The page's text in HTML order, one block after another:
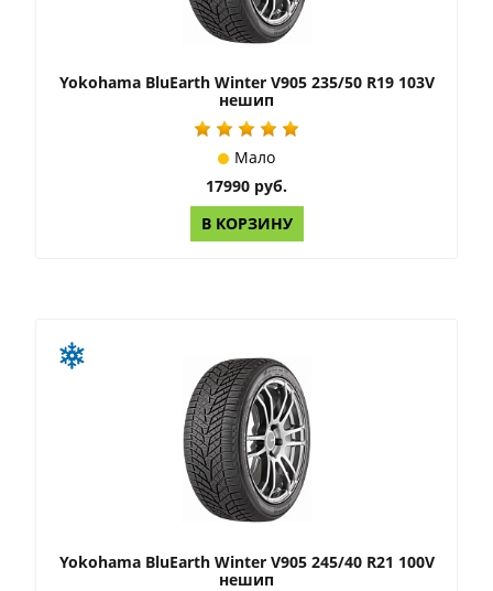
Yokohama BluEarth Winter V905 235/50 R19 103V
нешип
Мало
17990 руб.
В КОРЗИНУ
Yokohama BluEarth Winter V905 245/40 R21 100V
нешип